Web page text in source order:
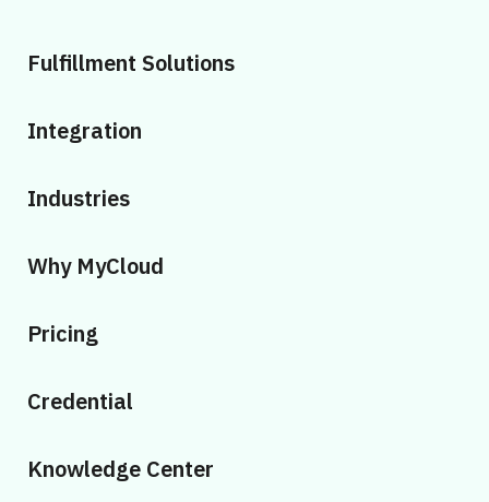
Fulfillment Solutions
Integration
Industries
Why MyCloud
Pricing
Credential
Knowledge Center